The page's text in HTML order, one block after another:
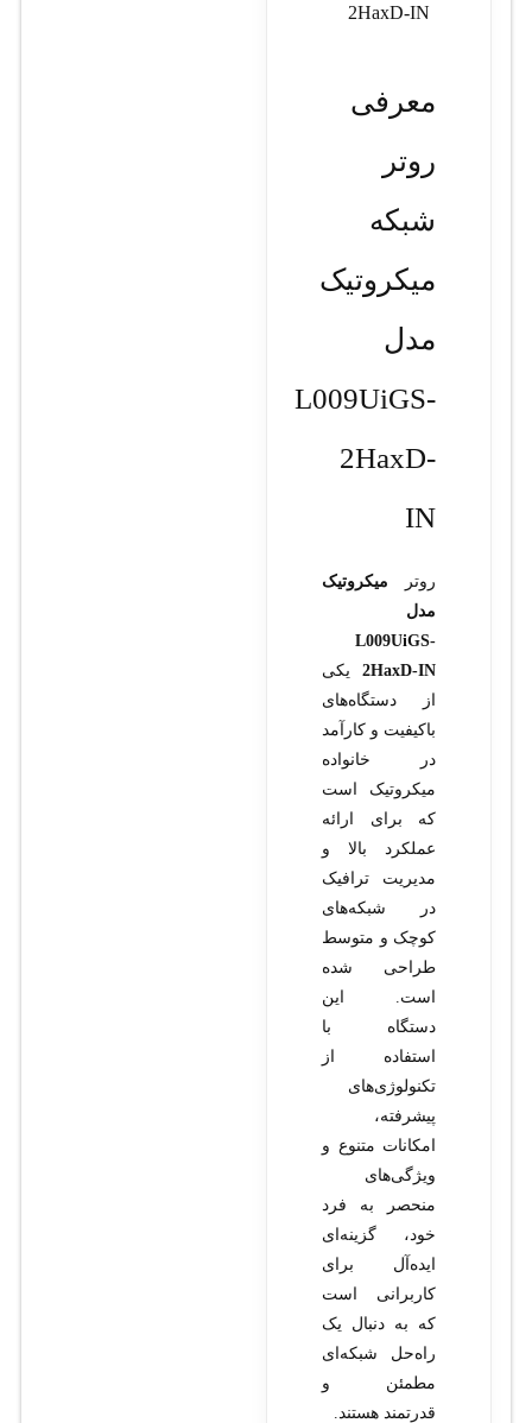
2HaxD-IN
معرفی
روتر
شبکه
میکروتیک
مدل
L009UiGS-
2HaxD-
IN
روتر میکروتیک
مدل
L009UiGS-
2HaxD-INیکی
از دستگاه‌های
باکیفیت و کارآمد
در خانواده
میکروتیک است
که برای ارائه
عملکرد بالا و
مدیریت ترافیک
در شبکه‌های
کوچک و متوسط
طراحی شده
است. این
دستگاه با
استفاده از
تکنولوژی‌های
پیشرفته،
امکانات متنوع و
ویژگی‌های
منحصر به فرد
خود، گزینه‌ای
ایده‌آل برای
کاربرانی است
که به دنبال یک
راه‌حل شبکه‌ای
مطمئن و
قدرتمند هستند.